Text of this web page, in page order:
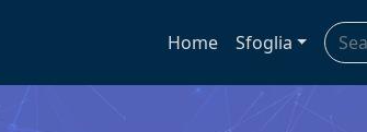
Home Sfoglia